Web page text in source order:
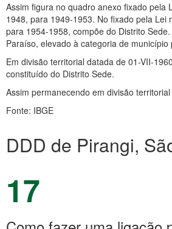
Assim figura no quadro anexo fixado pela
1948, para 1949-1953. No fixado pela Lei
para 1954-1958, compõe do Distrito
Paraíso, elevado à categoria de município
Em divisão territorial datada de 01-VII-
constituído do Distrito Sede.
Assim permanecendo em divisão
Fonte: IBGE
DDD de Pirangi,
17